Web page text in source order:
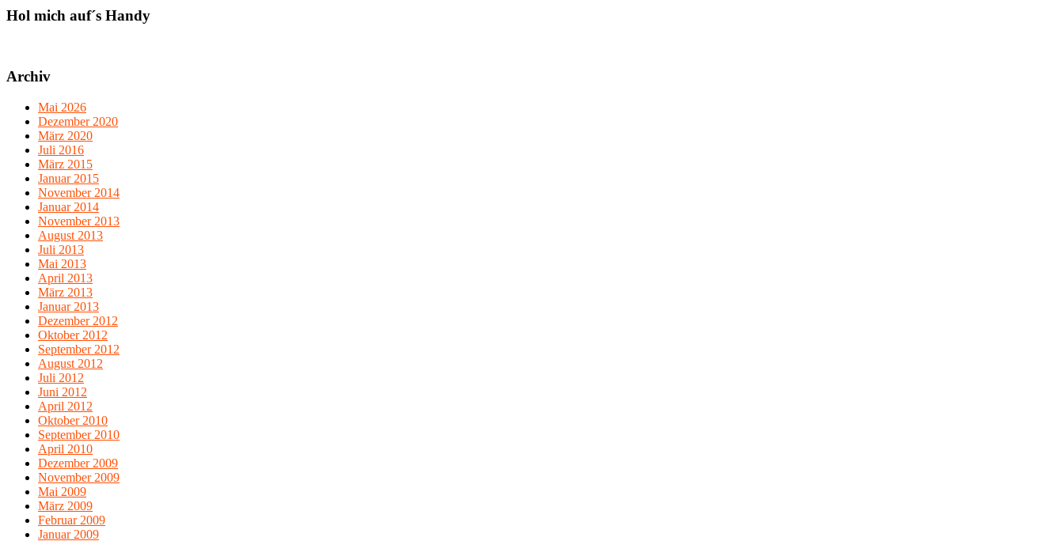
Hol mich auf´s Handy
Archiv
Mai 2026
Dezember 2020
März 2020
Juli 2016
März 2015
Januar 2015
November 2014
Januar 2014
November 2013
August 2013
Juli 2013
Mai 2013
April 2013
März 2013
Januar 2013
Dezember 2012
Oktober 2012
September 2012
August 2012
Juli 2012
Juni 2012
April 2012
Oktober 2010
September 2010
April 2010
Dezember 2009
November 2009
Mai 2009
März 2009
Februar 2009
Januar 2009